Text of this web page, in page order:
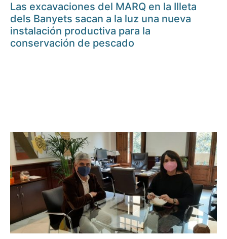
Las excavaciones del MARQ en la Illeta
dels Banyets sacan a la luz una nueva
instalación productiva para la
conservación de pescado